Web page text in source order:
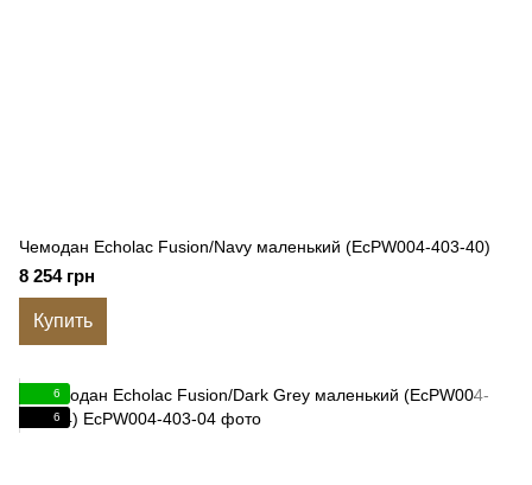
Чемодан Echolac Fusion/Navy маленький (EcPW004-403-40)
8 254 грн
Купить
6
6